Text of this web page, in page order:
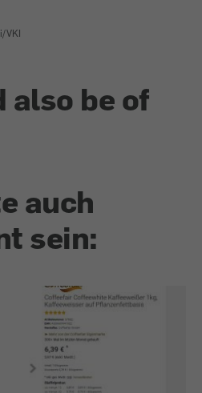
VKI
also be of
auch
sein: